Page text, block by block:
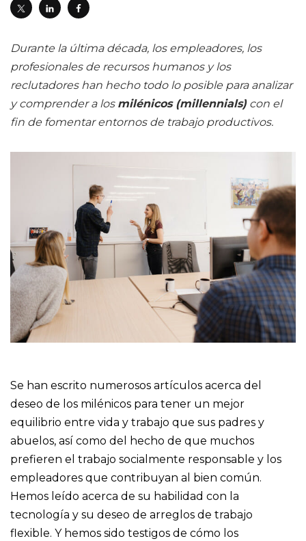
Durante la última década, los empleadores, los
profesionales de recursos humanos y los
reclutadores han hecho todo lo posible para analizar
y comprender a los milénicos (millennials)con el
fin de fomentar entornos de trabajo productivos.
Se han escrito numerosos artículos acerca del
deseo de los milénicos para tener un mejor
equilibrio entre vida y trabajo que sus padres y
abuelos, así como del hecho de que muchos
prefieren el trabajo socialmente responsable y los
empleadores que contribuyan al bien común.
Hemos leído acerca de su habilidad con la
tecnología y su deseo de arreglos de trabajo
flexible. Y hemos sido testigos de cómo los